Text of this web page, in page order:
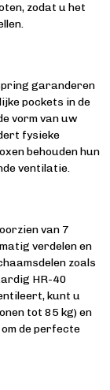
zodat u het
garanderen
pockets in de
vorm van uw
fysieke
behouden hun
ventilatie.
van 7
verdelen en
zoals
HR-40
kunt u
tot 85 kg) en
de perfecte